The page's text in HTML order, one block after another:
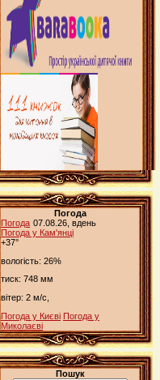
Погода
Погода 07.08.26, вдень
Погода у Кам'янці
+37°
вологість: 26%
тиск: 748 мм
вітер: 2 м/с,
Погода у Києві Погода у
Миколаєві
Пошук